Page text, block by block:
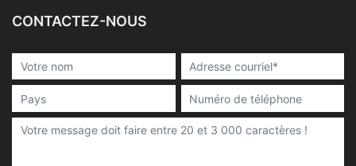
CONTACTEZ-NOUS